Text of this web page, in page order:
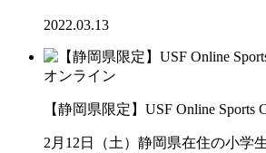
2022.03.13
オンライン
【静岡県限定】USF Online Sports
2月12日（土）静岡県在住の小学